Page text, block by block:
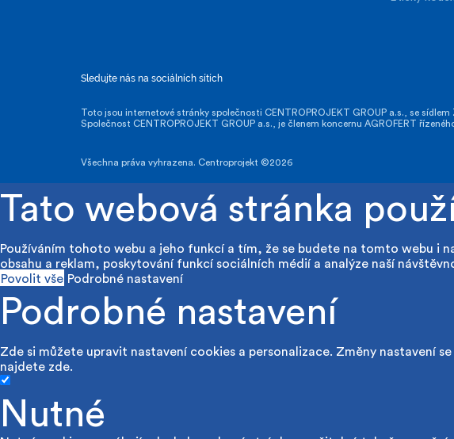
Sledujte nás na sociálních sítích
Toto jsou internetové stránky společnosti CENTROPROJEKT GROUP a.s., se
Společnost CENTROPROJEKT GROUP a.s., je členem koncernu AGROFERT
Všechna práva vyhrazena. Centroprojekt ©2026
Tato webová stránka
Používáním tohoto webu a jeho funkcí a tím, že se budete na tomto webu i
obsahu a reklam, poskytování funkcí sociálních médií a analýze naší
Povolit vše Podrobné nastavení
Podrobné nastavení
Zde si můžete upravit nastavení cookies a personalizace. Změny nastavení
najdete zde.
Nutné